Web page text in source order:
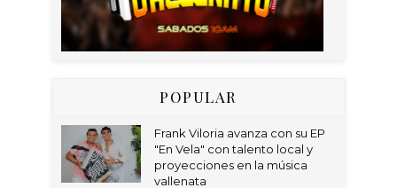
POPULAR
Frank Viloria avanza con su EP
"En Vela" con talento local y
proyecciones en la música
vallenata